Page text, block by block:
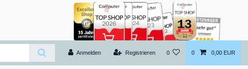
Anmelden Registrieren 0 0 0,00 EUR